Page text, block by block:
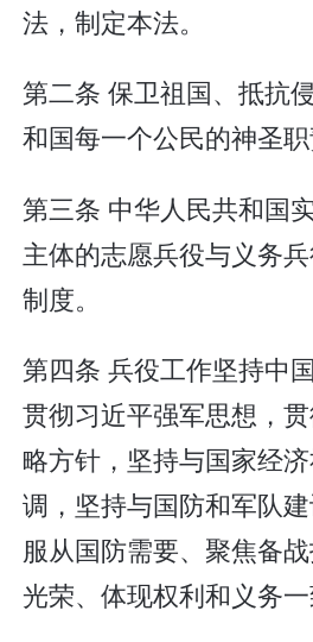
法，制定本法。
第二条 保卫祖国、抵抗
和国每一个公民的神圣职
第三条 中华人民共和国
主体的志愿兵役与义务
制度。
第四条 兵役工作坚持中
贯彻习近平强军思想，
略方针，坚持与国家经
调，坚持与国防和军队
服从国防需要、聚焦备
光荣、体现权利和义务一